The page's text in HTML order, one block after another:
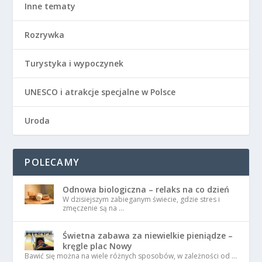
Inne tematy
Rozrywka
Turystyka i wypoczynek
UNESCO i atrakcje specjalne w Polsce
Uroda
POLECAMY
Odnowa biologiczna – relaks na co dzień
W dzisiejszym zabieganym świecie, gdzie stres i
zmęczenie są na …
Świetna zabawa za niewielkie pieniądze –
kręgle plac Nowy
Bawić się można na wiele różnych sposobów, w zależności od …